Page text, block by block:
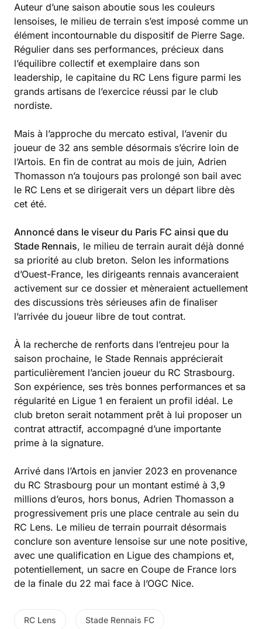
Auteur d’une saison aboutie sous les couleurs
lensoises, le milieu de terrain s’est imposé comme un
élément incontournable du dispositif de Pierre Sage.
Régulier dans ses performances, précieux dans
l’équilibre collectif et exemplaire dans son
leadership, le capitaine du RC Lens figure parmi les
grands artisans de l’exercice réussi par le club
nordiste.
Mais à l’approche du mercato estival, l’avenir du
joueur de 32 ans semble désormais s’écrire loin de
l’Artois. En fin de contrat au mois de juin, Adrien
Thomasson n’a toujours pas prolongé son bail avec
le RC Lens et se dirigerait vers un départ libre dès
cet été.
Annoncé dans le viseur du Paris FC ainsi que du
Stade Rennais, le milieu de terrain aurait déjà donné
sa priorité au club breton. Selon les informations
d’Ouest-France, les dirigeants rennais avanceraient
activement sur ce dossier et mèneraient actuellement
des discussions très sérieuses afin de finaliser
l’arrivée du joueur libre de tout contrat.
À la recherche de renforts dans l’entrejeu pour la
saison prochaine, le Stade Rennais apprécierait
particulièrement l’ancien joueur du RC Strasbourg.
Son expérience, ses très bonnes performances et sa
régularité en Ligue 1 en feraient un profil idéal. Le
club breton serait notamment prêt à lui proposer un
contrat attractif, accompagné d’une importante
prime à la signature.
Arrivé dans l’Artois en janvier 2023 en provenance
du RC Strasbourg pour un montant estimé à 3,9
millions d’euros, hors bonus, Adrien Thomasson a
progressivement pris une place centrale au sein du
RC Lens. Le milieu de terrain pourrait désormais
conclure son aventure lensoise sur une note positive,
avec une qualification en Ligue des champions et,
potentiellement, un sacre en Coupe de France lors
de la finale du 22 mai face à l’OGC Nice.
RC Lens Stade Rennais FC